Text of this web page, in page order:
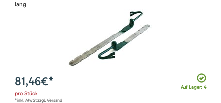
lang
Auf Lager: 4
81,46€*
pro Stück
*inkl. MwSt zzgl. Versand